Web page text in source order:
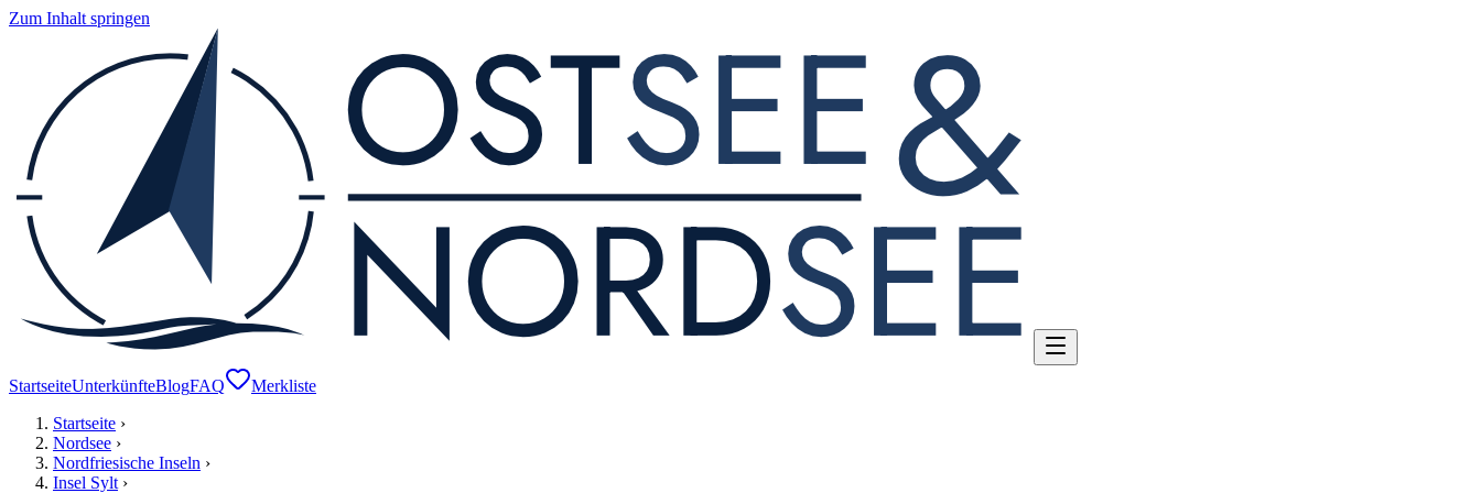
Zum Inhalt springen
StartseiteUnterkünfteBlogFAQ
Merkliste
Startseite ›
Nordsee ›
Nordfriesische Inseln ›
Insel Sylt ›